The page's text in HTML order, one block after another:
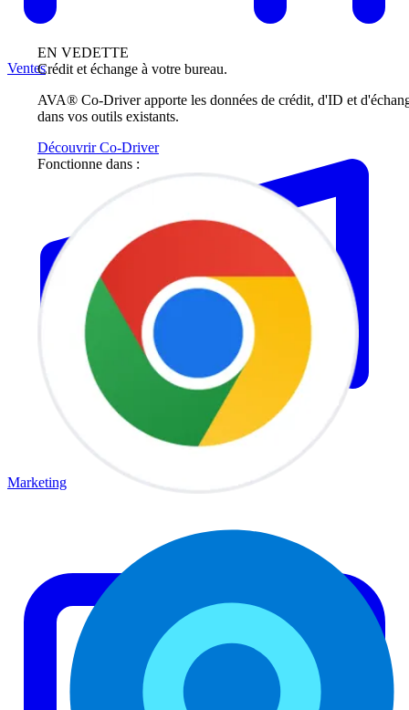
EN VEDETTE
Crédit et échange à votre bureau.
AVA® Co-Driver apporte les données de crédit, d'ID et
dans vos outils existants.
Découvrir Co-Driver
Fonctionne dans :
Ventes
Marketing